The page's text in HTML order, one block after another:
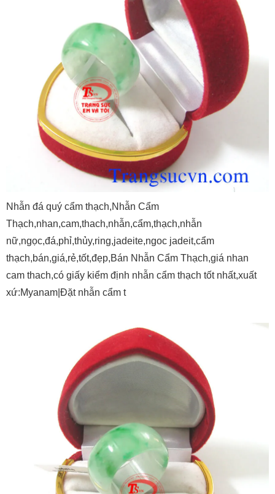
Nhẫn đá quý cẩm thạch,Nhẫn Cẩm
Thạch,nhan,cam,thach,nhẫn,cẩm,thạch,nhẫn
nữ,ngọc,đá,phỉ,thủy,ring,jadeite,ngoc jadeit,cẩm
thạch,bán,giá,rẻ,tốt,đẹp,Bán Nhẫn Cẩm Thạch,giá nhan
cam thach,có giấy kiểm định nhẫn cẩm thạch tốt nhất,xuất
xứ:Myanam|Đặt nhẫn cẩm t